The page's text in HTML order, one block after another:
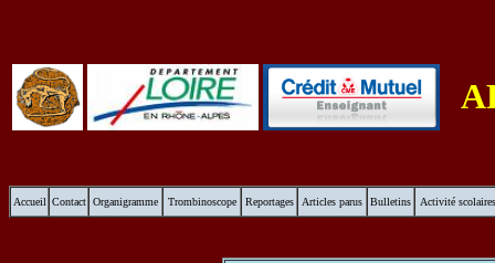
Accueil Contact Organigramme Trombinoscope Reportages Articles parus Bulletins Activité scolaires